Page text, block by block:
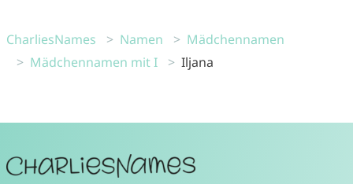
CharliesNames Namen
Mädchennamen
Mädchennamen mit I
Iljana